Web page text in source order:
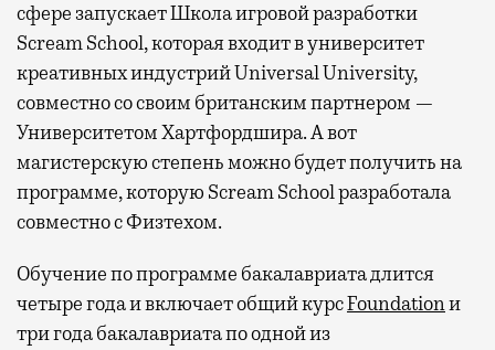
сфере запускает Школа игровой разработки
Scream School, которая входит в университет
креативных индустрий Universal University,
совместно со своим британским партнером —
Университетом Хартфордшира. А вот
магистерскую степень можно будет получить на
программе, которую Scream School разработала
совместно с Физтехом.
Обучение по программе бакалавриата длится
четыре года и включает общий курсFoundationи
три года бакалавриата по одной из